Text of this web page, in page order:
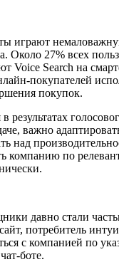
играют
Около 27% всех
Voice Search на
покупателей
покупок.
результатах
важно
над
компанию по
давно стали
потребитель
с компанией по
боте.